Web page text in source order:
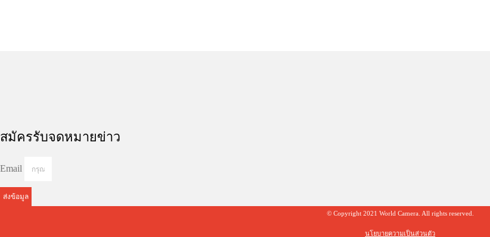
สมัครรับจดหมายข่าว
Email
ส่งข้อมูล
© Copyright 2021 World Camera. All rights reserved.
นโยบายความเป็นส่วนตัว